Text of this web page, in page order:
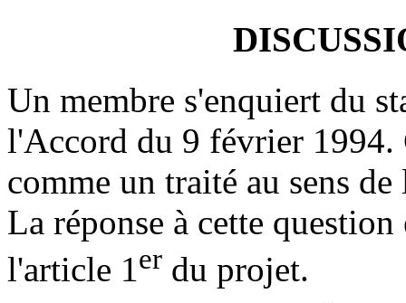
Un membre s'enquiert du
l'Accord du 9 février 1994.
comme un traité au sens
La réponse à cette
l'article 1 er du projet.